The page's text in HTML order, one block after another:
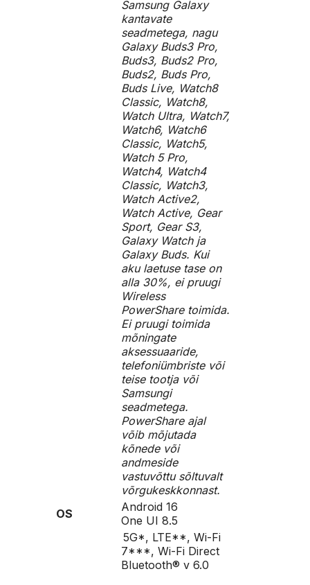
Samsung Galaxy
kantavate
seadmetega, nagu
Galaxy Buds3 Pro,
Buds3, Buds2 Pro,
Buds2, Buds Pro,
Buds Live, Watch8
Classic, Watch8,
Watch Ultra, Watch7,
Watch6, Watch6
Classic, Watch5,
Watch 5 Pro,
Watch4, Watch4
Classic, Watch3,
Watch Active2,
Watch Active, Gear
Sport, Gear S3,
Galaxy Watch ja
Galaxy Buds. Kui
aku laetuse tase on
alla 30%, ei pruugi
Wireless
PowerShare toimida.
Ei pruugi toimida
mõningate
aksessuaaride,
telefoniümbriste või
teise tootja või
Samsungi
seadmetega.
PowerShare ajal
võib mõjutada
kõnede või
andmeside
vastuvõttu sõltuvalt
võrgukeskkonnast.
OS
Android 16
One UI 8.5
5G*, LTE**, Wi-Fi
7***, Wi-Fi Direct
Bluetooth® v 6.0